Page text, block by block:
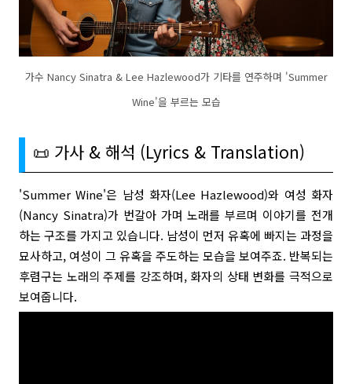
가수 Nancy Sinatra & Lee Hazlewood가 기타를 연주하며 'Summer
Wine'을 부르는 모습
📜 가사 & 해석 (Lyrics & Translation)
'Summer Wine'은 남성 화자(Lee Hazlewood)와 여성 화자
(Nancy Sinatra)가 번갈아 가며 노래를 부르며 이야기를 전개
하는 구조를 가지고 있습니다. 남성이 먼저 유혹에 빠지는 과정을
묘사하고, 여성이 그 유혹을 주도하는 모습을 보여주죠. 반복되는
후렴구는 노래의 주제를 강조하며, 화자의 상태 변화를 극적으로
보여줍니다.